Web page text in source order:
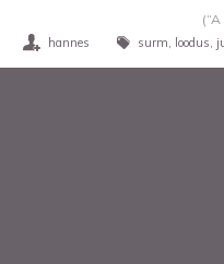
hannes surm loodus